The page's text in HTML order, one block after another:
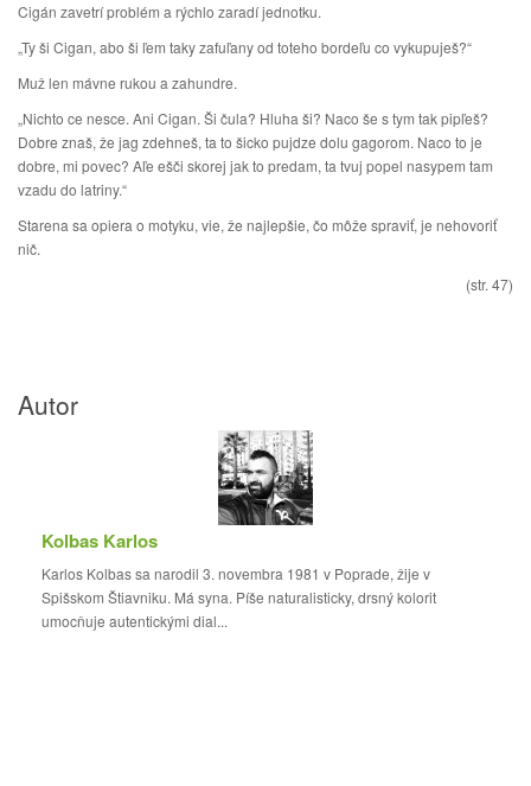
Cigán zavetrí problém a rýchlo zaradí jednotku.
„Ty ši Cigan, abo ši ľem taky zafuľany od toteho bordeľu co vykupuješ?“
Muž len mávne rukou a zahundre.
„Nichto ce nesce. Ani Cigan. Ši čula? Hluha ši? Naco še s tym tak pipľeš?
Dobre znaš, že jag zdehneš, ta to šicko pujdze dolu gagorom. Naco to je
dobre, mi povec? Aľe ešči skorej jak to predam, ta tvuj popel nasypem tam
vzadu do latriny.“
Starena sa opiera o motyku, vie, že najlepšie, čo môže spraviť, je nehovoriť
nič.
(str. 47)
Autor
Kolbas Karlos
Karlos Kolbas sa narodil 3. novembra 1981 v Poprade, žije v
Spišskom Štiavniku. Má syna. Píše naturalisticky, drsný kolorit
umocňuje autentickými dial...